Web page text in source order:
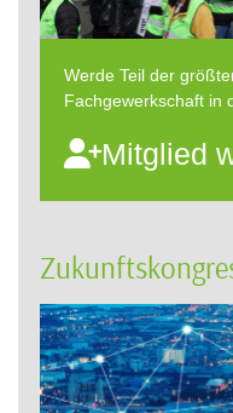
Werde Teil der
Fachgewerkschaft in
Mitglied